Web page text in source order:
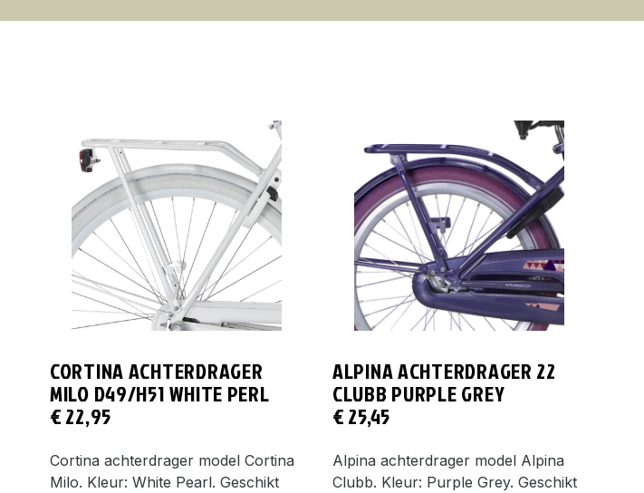
CORTINA ACHTERDRAGER
MILO D49/H51 WHITE PERL
€22,95
Cortina achterdrager model Cortina
Milo. Kleur: White Pearl. Geschikt
ALPINA ACHTERDRAGER 22
CLUBB PURPLE GREY
€25,45
Alpina achterdrager model Alpina
Clubb. Kleur: Purple Grey. Geschikt